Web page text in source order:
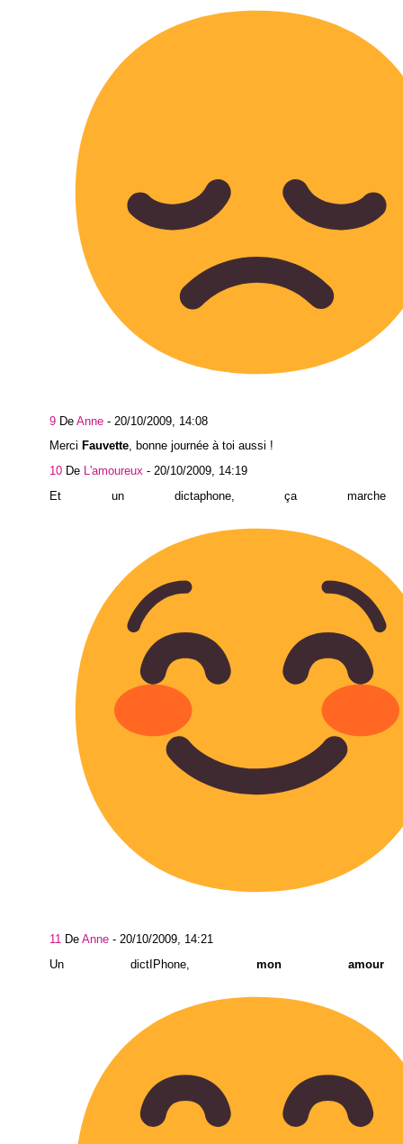
9 De Anne - 20/10/2009, 14:08
Merci Fauvette, bonne journée à toi aussi !
10 De L'amoureux - 20/10/2009, 14:19
Et un dictaphone, ça marche
11 De Anne - 20/10/2009, 14:21
Un dictIPhone, mon amour